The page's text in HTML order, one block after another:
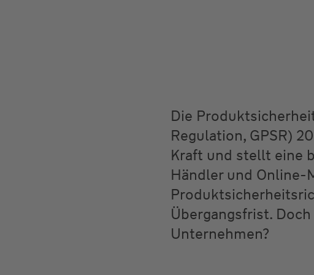
Die
Regulation, GPSR)
Kraft und stellt eine
Händler und Online-
Übergangsfrist.
Unternehmen?